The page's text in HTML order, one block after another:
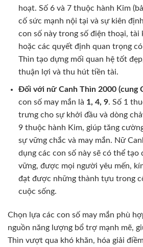
hoạt. Số 6 và 7 thuộc hành Kim
cố sức mạnh nội tại và sự kiên
con số này trong số điện thoại, tài
hoặc các quyết định quan trọng
Thìn tạo dựng mối quan hệ tốt
thuận lợi và thu hút tiền tài.
Đối với nữ Canh Thìn 2000 (cung
con số may mắn là 1, 4, 9. Số 1
trưng cho sự khởi đầu và dòng
9 thuộc hành Kim, giúp tăng
sự vững chắc và may mắn. Nữ
dụng các con số này sẽ có thể tạo
vững, được mọi người yêu mến,
đạt được những thành tựu trong
cuộc sống.
Chọn lựa các con số may mắn phù
nguồn năng lượng bổ trợ mạnh mẽ,
Thìn vượt qua khó khăn, hóa giải